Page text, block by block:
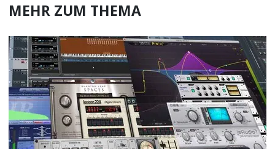
MEHR ZUM THEMA